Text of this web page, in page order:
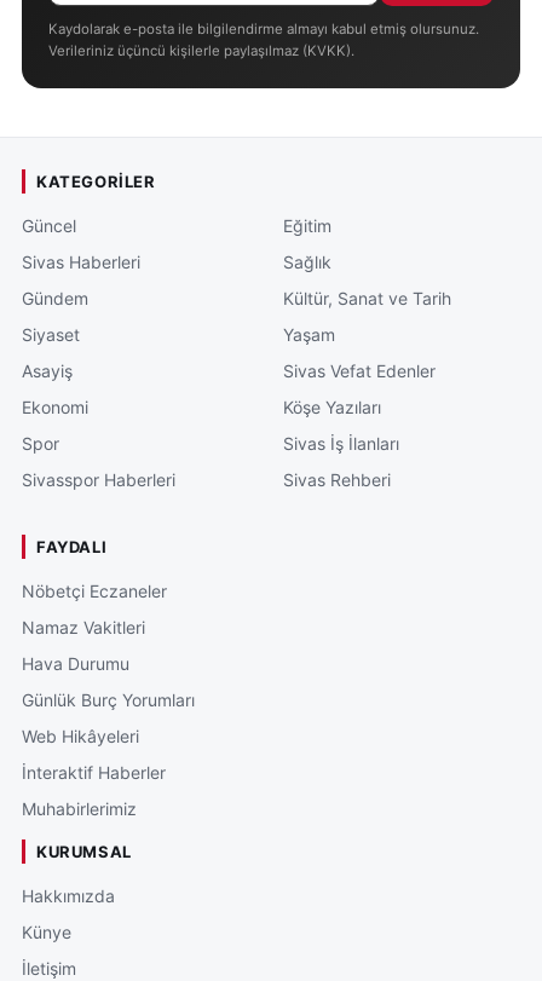
Kaydolarak e-posta ile bilgilendirme almayı kabul etmiş olursunuz.
Verileriniz üçüncü kişilerle paylaşılmaz (KVKK).
KATEGORILER
Güncel
Sivas Haberleri
Gündem
Siyaset
Asayiş
Ekonomi
Spor
Sivasspor Haberleri
Eğitim
Sağlık
Kültür, Sanat ve Tarih
Yaşam
Sivas Vefat Edenler
Köşe Yazıları
Sivas İş İlanları
Sivas Rehberi
FAYDALI
Nöbetçi Eczaneler
Namaz Vakitleri
Hava Durumu
Günlük Burç Yorumları
Web Hikâyeleri
İnteraktif Haberler
Muhabirlerimiz
KURUMSAL
Hakkımızda
Künye
İletişim